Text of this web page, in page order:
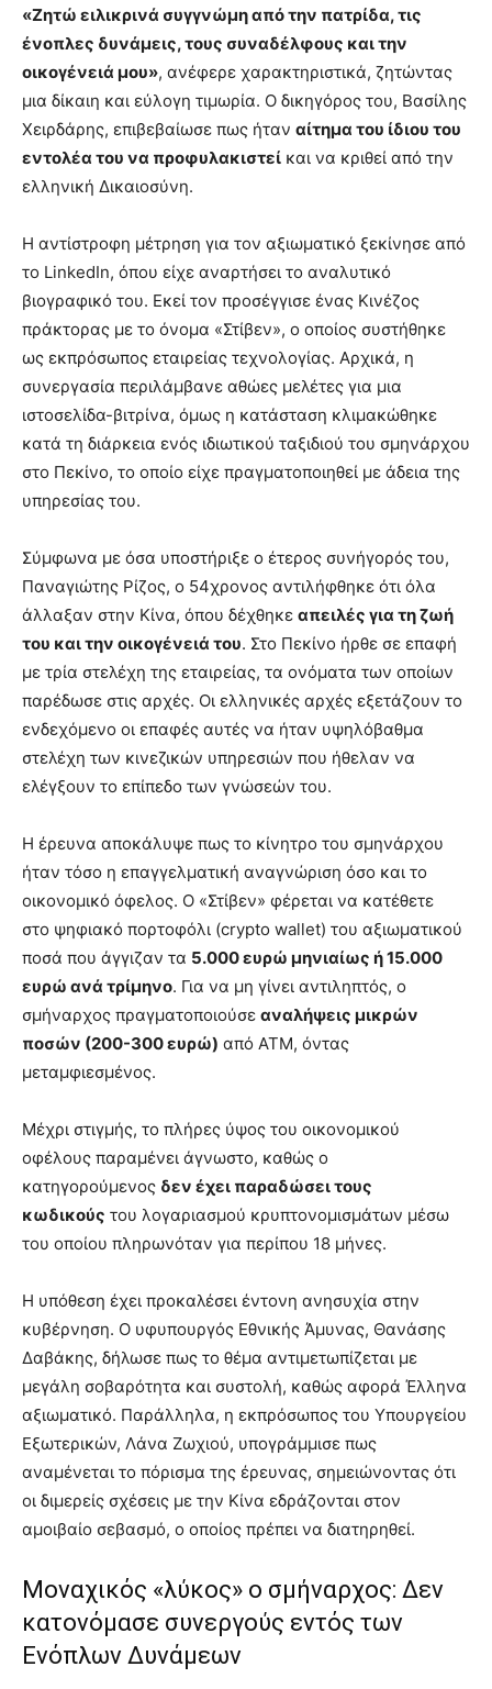
«Ζητώ ειλικρινά συγγνώμη από την πατρίδα, τις
ένοπλες δυνάμεις, τους συναδέλφους και την
οικογένειά μου», ανέφερε χαρακτηριστικά, ζητώντας
μια δίκαιη και εύλογη τιμωρία. Ο δικηγόρος του, Βασίλης
Χειρδάρης, επιβεβαίωσε πως ήταν αίτημα του ίδιου του
εντολέα του να προφυλακιστεί και να κριθεί από την
ελληνική Δικαιοσύνη.
Η αντίστροφη μέτρηση για τον αξιωματικό ξεκίνησε από
το LinkedIn, όπου είχε αναρτήσει το αναλυτικό
βιογραφικό του. Εκεί τον προσέγγισε ένας Κινέζος
πράκτορας με το όνομα «Στίβεν», ο οποίος συστήθηκε
ως εκπρόσωπος εταιρείας τεχνολογίας. Αρχικά, η
συνεργασία περιλάμβανε αθώες μελέτες για μια
ιστοσελίδα-βιτρίνα, όμως η κατάσταση κλιμακώθηκε
κατά τη διάρκεια ενός ιδιωτικού ταξιδιού του σμηνάρχου
στο Πεκίνο, το οποίο είχε πραγματοποιηθεί με άδεια της
υπηρεσίας του.
Σύμφωνα με όσα υποστήριξε ο έτερος συνήγορός του,
Παναγιώτης Ρίζος, ο 54χρονος αντιλήφθηκε ότι όλα
άλλαξαν στην Κίνα, όπου δέχθηκε απειλές για τη ζωή
του και την οικογένειά του. Στο Πεκίνο ήρθε σε επαφή
με τρία στελέχη της εταιρείας, τα ονόματα των οποίων
παρέδωσε στις αρχές. Οι ελληνικές αρχές εξετάζουν το
ενδεχόμενο οι επαφές αυτές να ήταν υψηλόβαθμα
στελέχη των κινεζικών υπηρεσιών που ήθελαν να
ελέγξουν το επίπεδο των γνώσεών του.
Η έρευνα αποκάλυψε πως το κίνητρο του σμηνάρχου
ήταν τόσο η επαγγελματική αναγνώριση όσο και το
οικονομικό όφελος. Ο «Στίβεν» φέρεται να κατέθετε
στο ψηφιακό πορτοφόλι (crypto wallet) του αξιωματικού
ποσά που άγγιζαν τα 5.000 ευρώ μηνιαίως ή 15.000
ευρώ ανά τρίμηνο. Για να μη γίνει αντιληπτός, ο
σμήναρχος πραγματοποιούσε αναλήψεις μικρών
ποσών (200-300 ευρώ) από ΑΤΜ, όντας
μεταμφιεσμένος.
Μέχρι στιγμής, το πλήρες ύψος του οικονομικού
οφέλους παραμένει άγνωστο, καθώς ο
κατηγορούμενος δεν έχει παραδώσει τους
κωδικούς του λογαριασμού κρυπτονομισμάτων μέσω
του οποίου πληρωνόταν για περίπου 18 μήνες.
Η υπόθεση έχει προκαλέσει έντονη ανησυχία στην
κυβέρνηση. Ο υφυπουργός Εθνικής Άμυνας, Θανάσης
Δαβάκης, δήλωσε πως το θέμα αντιμετωπίζεται με
μεγάλη σοβαρότητα και συστολή, καθώς αφορά Έλληνα
αξιωματικό. Παράλληλα, η εκπρόσωπος του Υπουργείου
Εξωτερικών, Λάνα Ζωχιού, υπογράμμισε πως
αναμένεται το πόρισμα της έρευνας, σημειώνοντας ότι
οι διμερείς σχέσεις με την Κίνα εδράζονται στον
αμοιβαίο σεβασμό, ο οποίος πρέπει να διατηρηθεί.
Μοναχικός «λύκος» ο σμήναρχος: Δεν
κατονόμασε συνεργούς εντός των
Ενόπλων Δυνάμεων